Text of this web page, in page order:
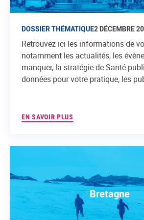
DOSSIER THÉMATIQUE2 DÉCEMBRE
Retrouvez ici les informations de
notamment les actualités, les
manquer, la stratégie de Santé
données pour votre pratique, les
EN SAVOIR PLUS
Bretagne